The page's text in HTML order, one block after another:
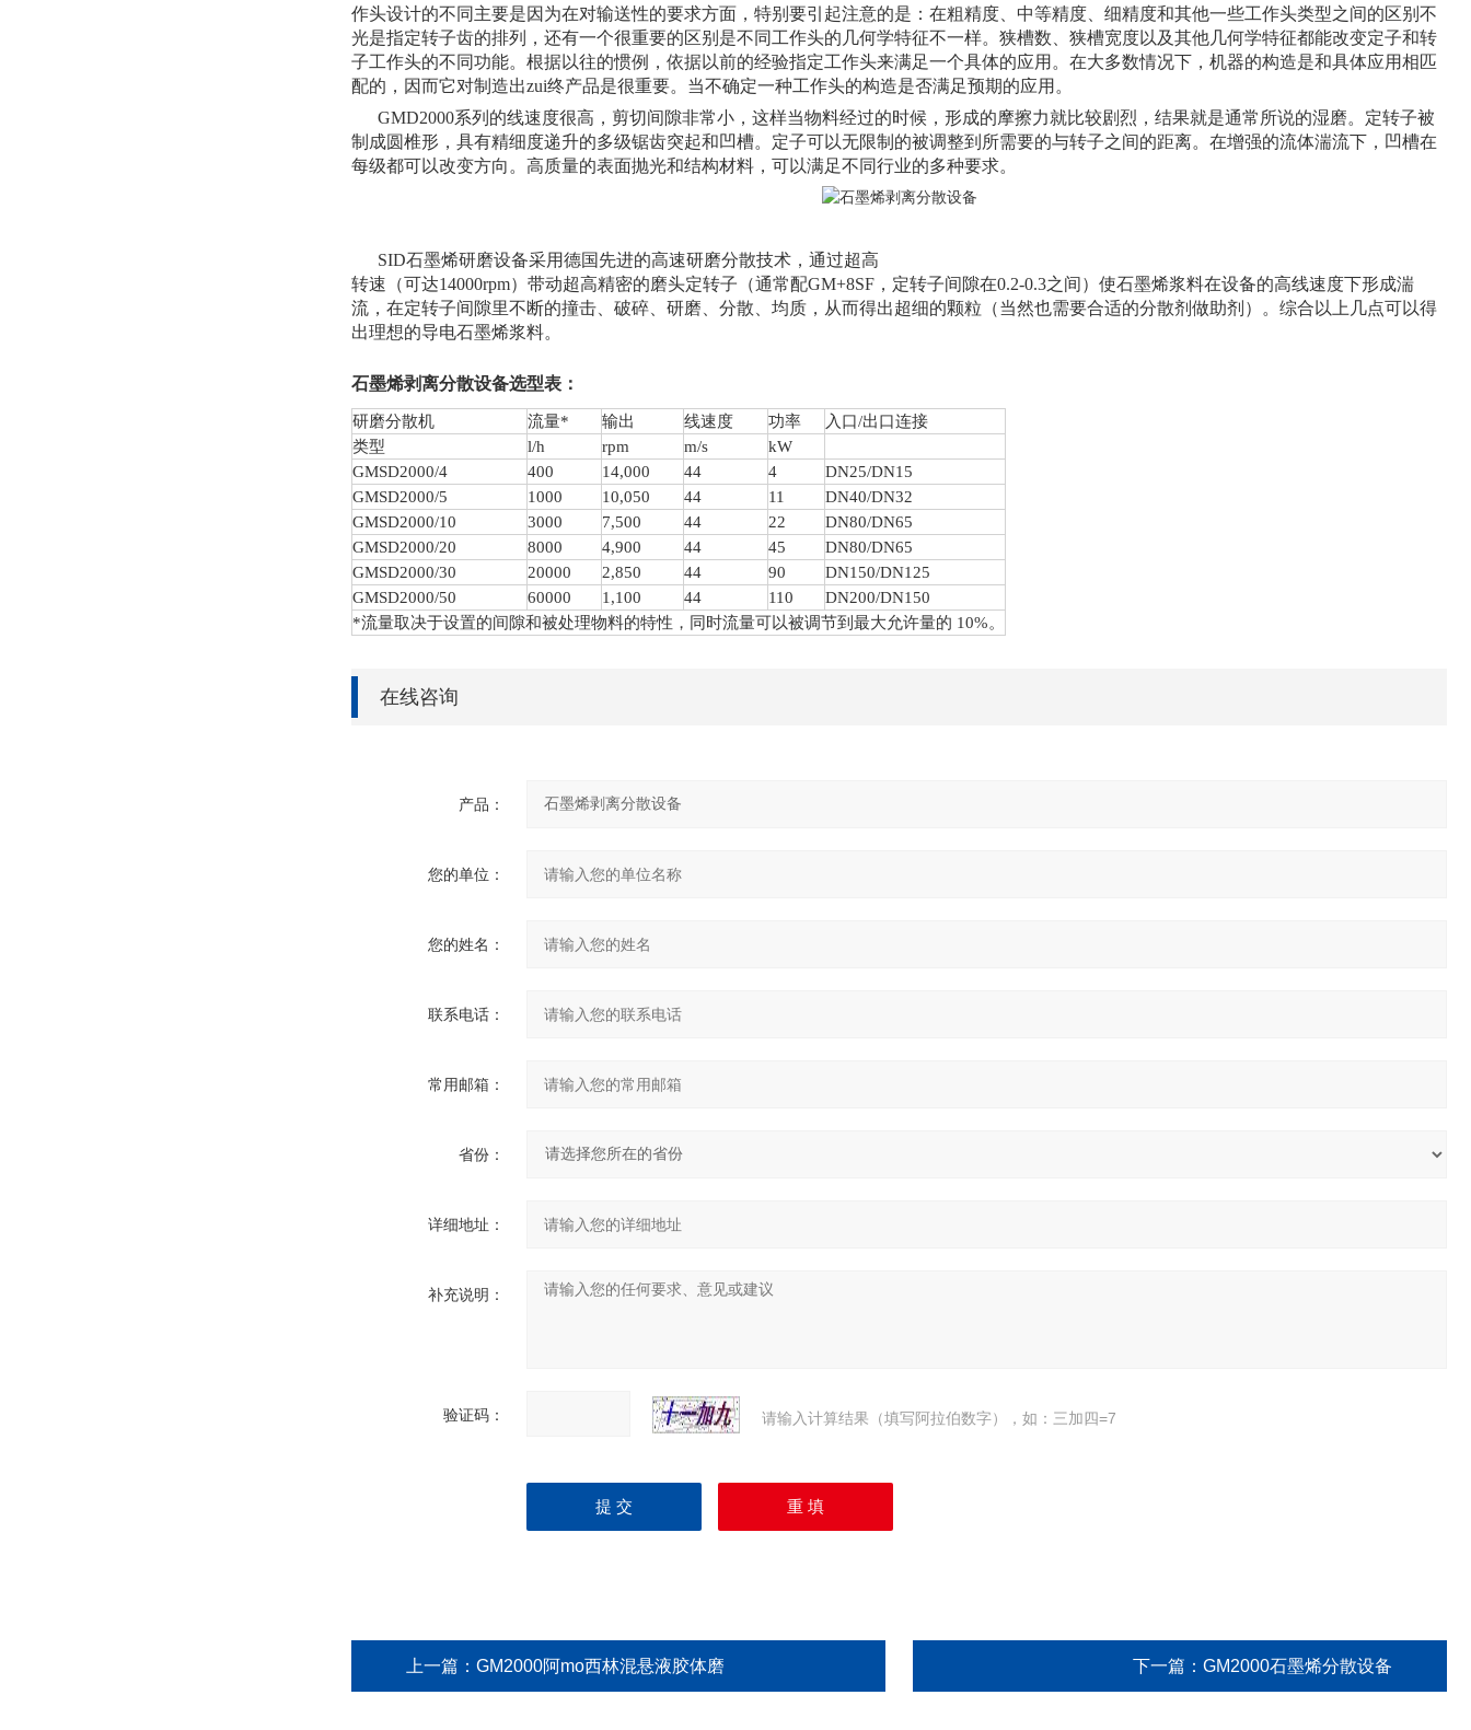
作头设计的不同主要是因为在对输送性的要求方面，特别要引起注意的是：在粗精度、中等精度、细精度和其他一些工作头类型之间的区别不
光是指定转子齿的排列，还有一个很重要的区别是不同工作头的几何学特征不一样。狭槽数、狭槽宽度以及其他几何学特征都能改变定子和转
子工作头的不同功能。根据以往的惯例，依据以前的经验指定工作头来满足一个具体的应用。在大多数情况下，机器的构造是和具体应用相匹
配的，因而它对制造出zui终产品是很重要。当不确定一种工作头的构造是否满足预期的应用。
GMD2000系列的线速度很高，剪切间隙非常小，这样当物料经过的时候，形成的摩擦力就比较剧烈，结果就是通常所说的湿磨。定转子被
制成圆椎形，具有精细度递升的多级锯齿突起和凹槽。定子可以无限制的被调整到所需要的与转子之间的距离。在增强的流体湍流下，凹槽在
每级都可以改变方向。高质量的表面抛光和结构材料，可以满足不同行业的多种要求。
SID石墨烯研磨设备采用德国先进的高速研磨分散技术，通过超高
转速 （可达14000rpm）带动超高精密的磨头定转子（通常配GM+8SF，定转子间隙在0.2-0.3之间）使石墨烯浆料在设备的高线速度下形成湍
流，在定转子间隙里不断的撞击、破碎、研磨、分散、均质，从而得出超细的颗粒（当然也需要合适的分散剂做助剂）。综合以上几点可以得
出理想的导电石墨烯浆料。
石墨烯剥离分散设备选型表：
研磨分散机 流量* 输出 线速度 功率
入口/出口连接
类型
l/h rpm m/s
kW
GMSD2000/4 400 14,000 44 4
DN25/DN15
GMSD2000/5 1000 10,050 44 11
DN40/DN32
GMSD2000/10 3000 7,500 44 22
DN80/DN65
GMSD2000/20 8000 4,900 44 45
DN80/DN65
GMSD2000/30 20000 2,850 44 90
DN150/DN125
GMSD2000/50 60000 1,100 44 110
DN200/DN150
*流量取决于设置的间隙和被处理物料的特性，同时流量可以被调节到最大允许量的 10%。
在线咨询
产品：
您的单位：
您的姓名：
联系电话：
常用邮箱：
省份：
详细地址：
补充说明：
验证码： 请输入计算结果（填写阿拉伯数字），如：三加四=7
上一篇： GM2000阿mo西林混悬液胶体磨 下一篇： GM2000石墨烯分散设备